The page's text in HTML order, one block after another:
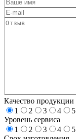
Качество продукции
1
2 3 4
5
Уровень сервиса
1
2 3 4
5